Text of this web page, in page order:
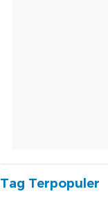
Tag Terpopuler